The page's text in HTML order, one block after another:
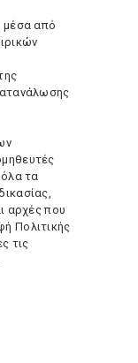
μέσα από
τα
αρχές που
Πολιτικής
τις